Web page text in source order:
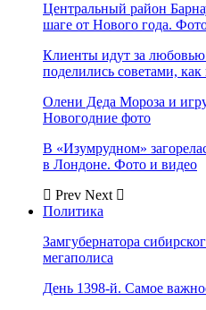
Центральный район
шаге от Нового года.
Клиенты идут за
поделились советами,
Олени Деда Мороза и
Новогодние фото
В «Изумрудном»
в Лондоне. Фото и видео
Prev Next
Политика
Замгубернатора
мегаполиса
День 1398-й. Самое